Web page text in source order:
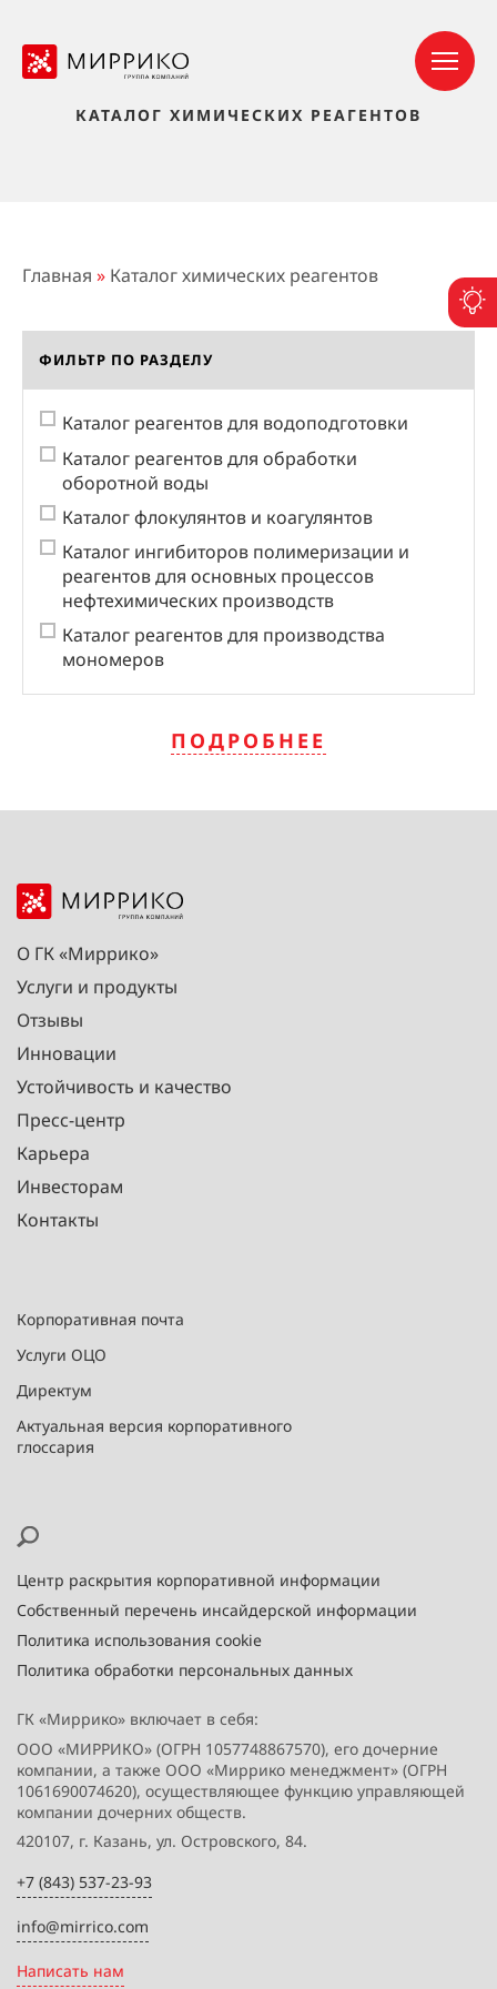
КАТАЛОГ ХИМИЧЕСКИХ РЕАГЕНТОВ
Главная » Каталог химических реагентов
ФИЛЬТР ПО РАЗДЕЛУ
Каталог реагентов для водоподготовки
Каталог реагентов для обработки
оборотной воды
Каталог флокулянтов и коагулянтов
Каталог ингибиторов полимеризации и
реагентов для основных процессов
нефтехимических производств
Каталог реагентов для производства
мономеров
ПОДРОБНЕЕ
О ГК «Миррико»
Услуги и продукты
Отзывы
Инновации
Устойчивость и качество
Пресс-центр
Карьера
Инвесторам
Контакты
Корпоративная почта
Услуги ОЦО
Директум
Актуальная версия корпоративного
глоссария
Центр раскрытия корпоративной информации
Собственный перечень инсайдерской информации
Политика использования cookie
Политика обработки персональных данных
ГК «Миррико» включает в себя:
ООО «МИРРИКО» (ОГРН 1057748867570), его дочерние
компании, а также ООО «Миррико менеджмент» (ОГРН
1061690074620), осуществляющее функцию управляющей
компании дочерних обществ.
420107, г. Казань, ул. Островского, 84.
+7 (843) 537-23-93
info@mirrico.com
Написать нам